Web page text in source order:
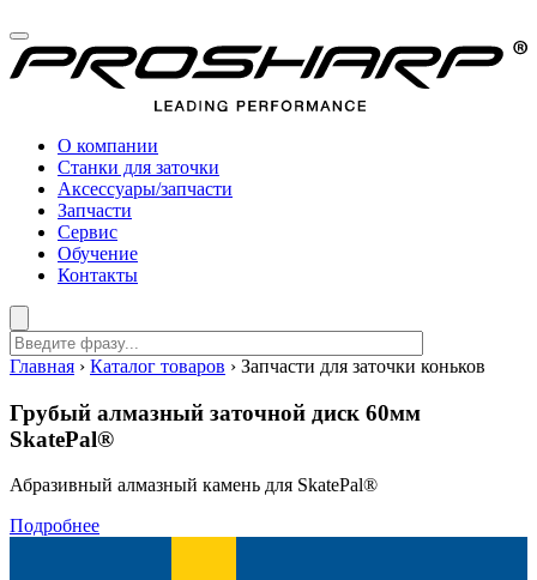
О компании
Станки для заточки
Аксессуары/запчасти
Запчасти
Сервис
Обучение
Контакты
Главная › Каталог товаров › Запчасти для заточки коньков
Грубый алмазный заточной диск 60мм
SkatePal®
Абразивный алмазный камень для SkatePal®
Подробнее